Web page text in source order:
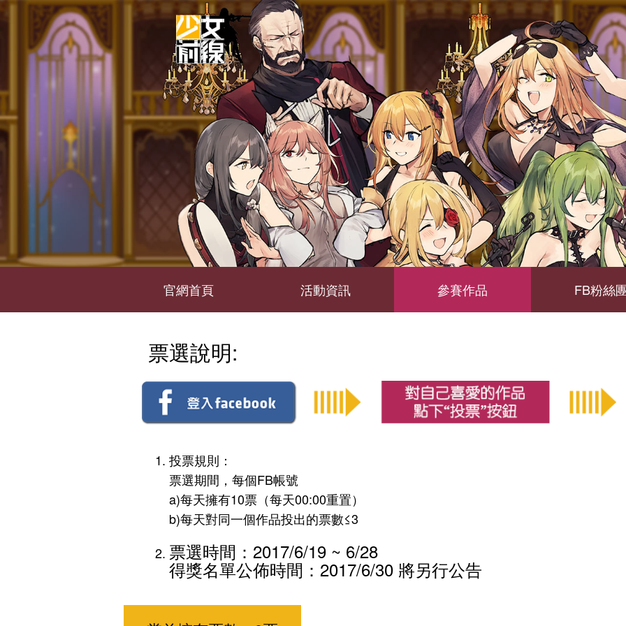
官網首頁 活動資訊 參賽作品 FB粉絲
票選說明:
投票規則：
票選期間，每個FB帳號
a)每天擁有10票（每天00:00重置）
b)每天對同一個作品投出的票數≤3
票選時間：2017/6/19 ~ 6/28
得獎名單公佈時間：2017/6/30 將另行公告